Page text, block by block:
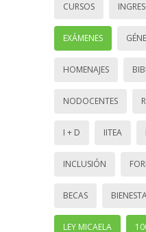
CURSOS
EXÁMENES
HOMENAJES
NODOCENTES
I + D IITEA
INCLUSIÓN
BECAS
LEY MICAELA